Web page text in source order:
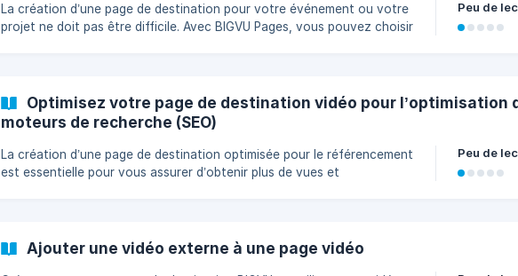
La création d’une page de destination pour votre événement ou votre
projet ne doit pas être difficile. Avec BIGVU Pages, vous pouvez choisir
fonctionnalité ? Disponible pour les utilisateurs premium de BIGVU -
comptes Starter, AI Pro et Teams. Les utilisateurs gratuits peuvent
Peu de
Optimisez votre page de destination vidéo pour l’optimisation
moteurs de recherche (SEO)
La création d’une page de destination optimisée pour le référencement
est essentielle pour vous assurer d’obtenir plus de vues et
garantir le meilleur résultat pour votre page, consultez le guide ci-
dessous sur la façon de configurer cette fonctionnalité sur votre
Peu de
Ajouter une vidéo externe à une page vidéo